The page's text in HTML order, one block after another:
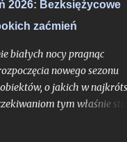
2026: Bezksiężycowe
zaćmień
białych nocy pragnąc
nowego sezonu
o jakich w
tym właśnie